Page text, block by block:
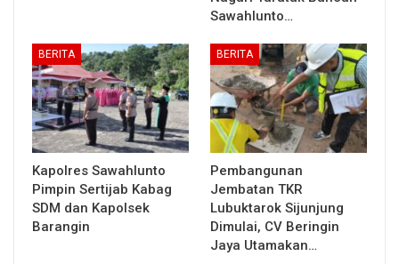
Sawahlunto…
BERITA
Kapolres Sawahlunto
Pimpin Sertijab Kabag
SDM dan Kapolsek
Barangin
BERITA
Pembangunan
Jembatan TKR
Lubuktarok Sijunjung
Dimulai, CV Beringin
Jaya Utamakan…